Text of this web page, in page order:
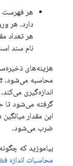
هر فهرست
دارد. هر
هر تعداد
نام سند
هزینه‌های
محاسبه می‌شود.
اندازه‌گیری
گرفته می‌شود تا
این مقدار
ضرب می‌شود.
بیاموزید که
محاسبات اندازه